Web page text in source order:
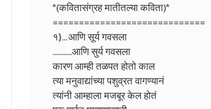
*(कवितासंग्रह मातीतल्या कविता)*
=============================
१}... आणि सूर्य गवसला
...........आणि सुर्य गवसला
कारण आम्ही तळपत होतो काल
त्या मनुवाद्यांच्या पशुव्रत वागण्यानं
त्यांनी आम्हाला मजबूर केल होतं